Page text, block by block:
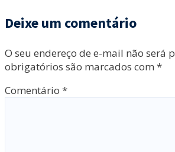
Deixe um comentário
O seu endereço de e-mail não será
obrigatórios são marcados com *
Comentário *